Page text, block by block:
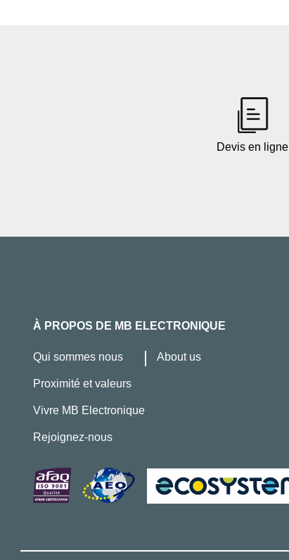
Devis en ligne
À PROPOS DE MB ELECTRONIQUE
Qui sommes nous About us
Proximité et valeurs
Vivre MB Electronique
Rejoignez-nous